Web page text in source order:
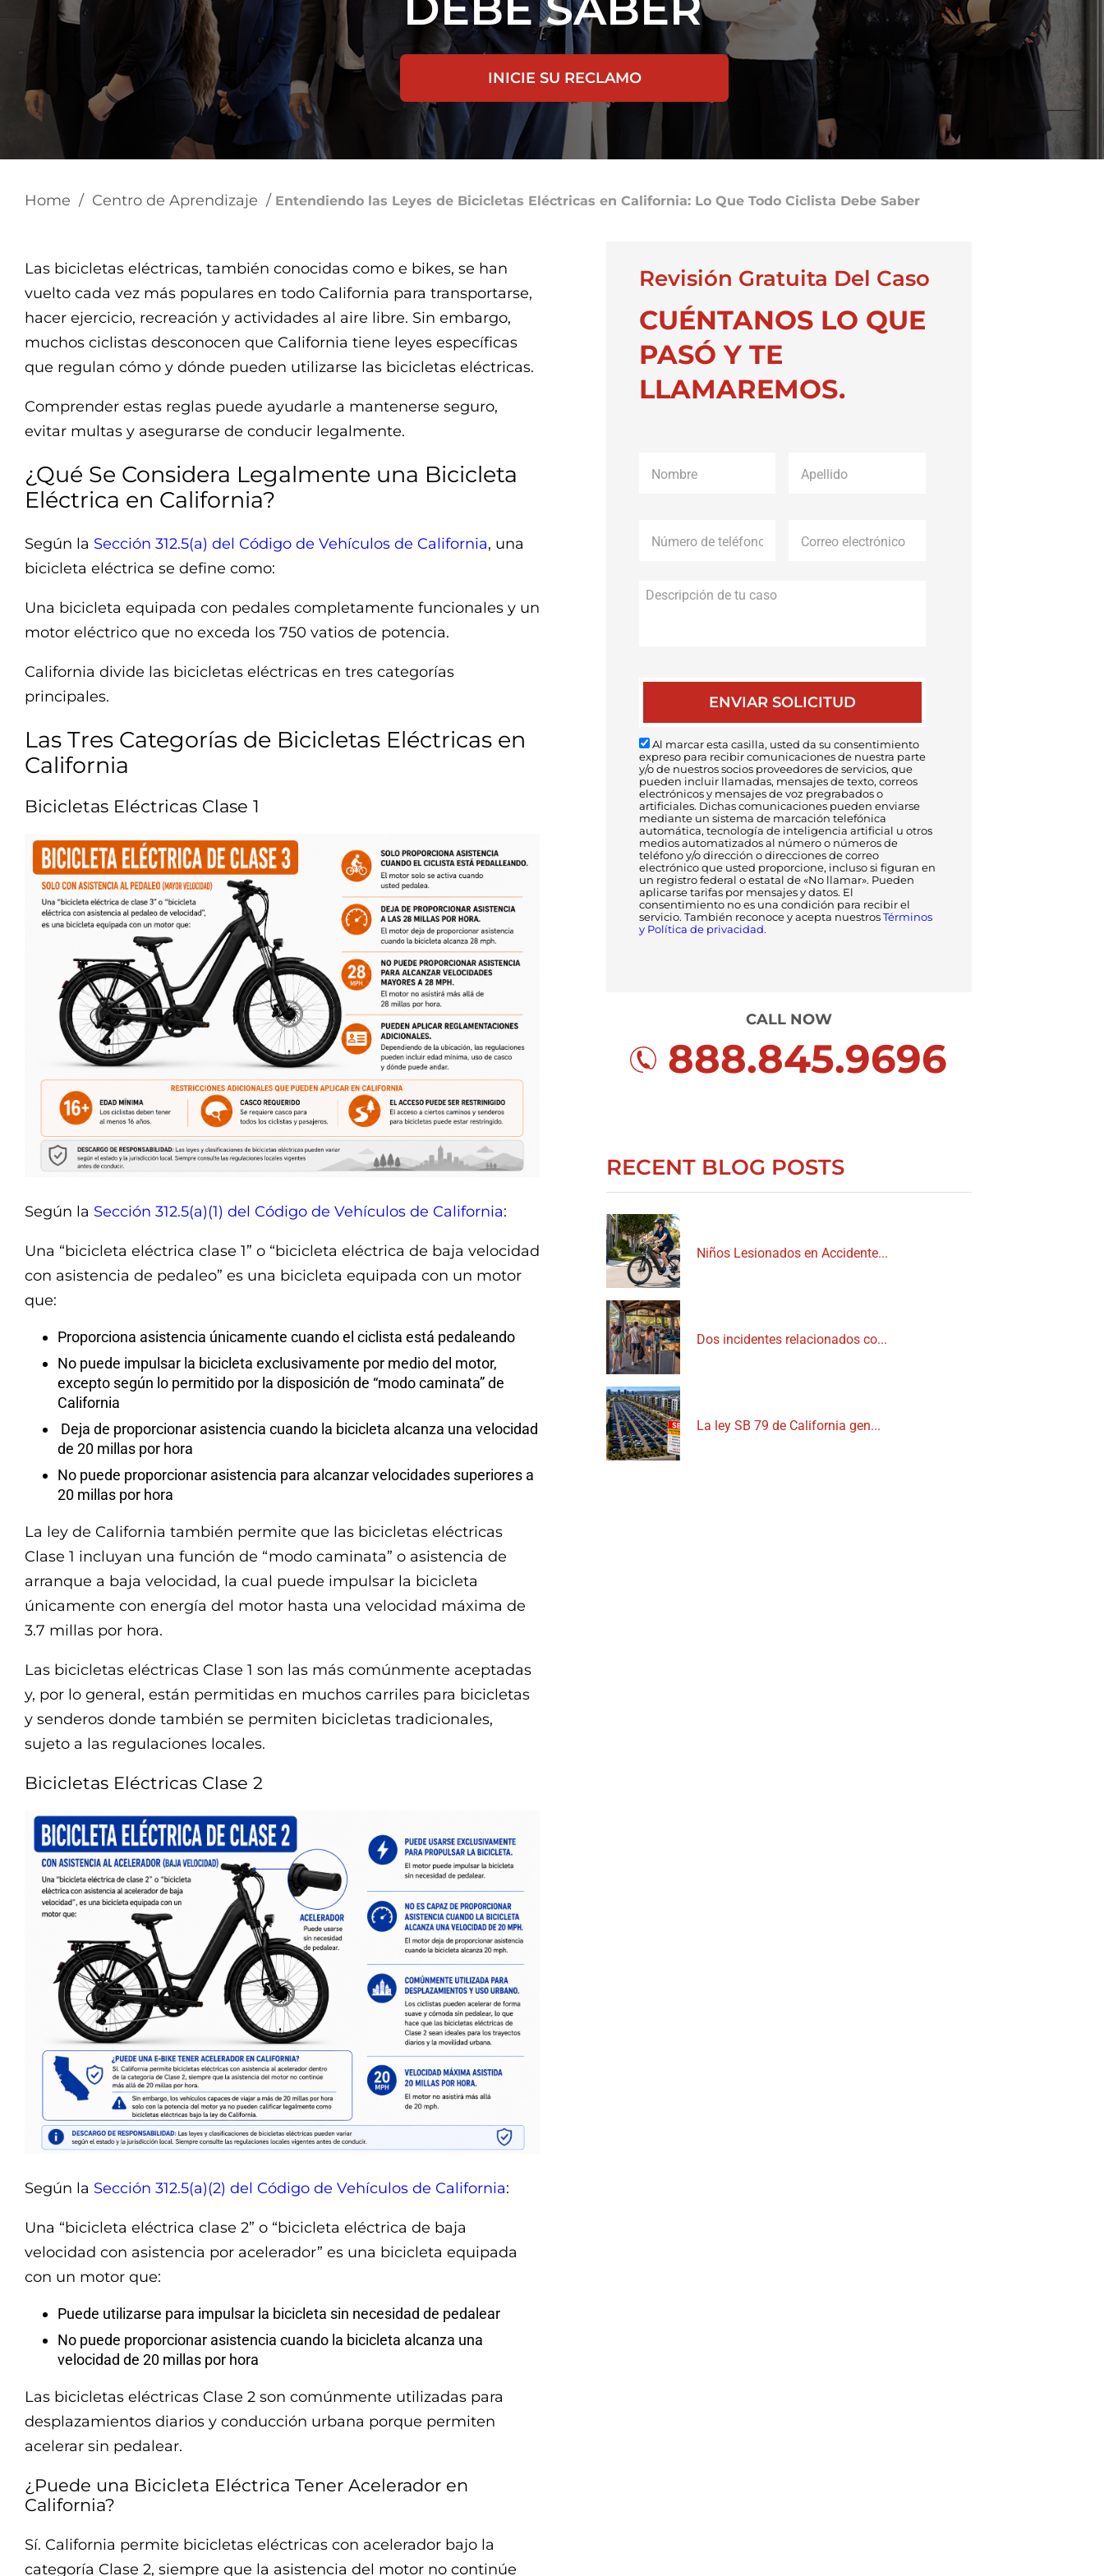
screen
reader;
INICIE SU RECLAMO
Home / Centro de Aprendizaje / Entendiendo las Leyes de Bicicletas Eléctricas en California: Lo Que Todo Ciclista Debe Saber
Las bicicletas eléctricas, también conocidas como e bikes, se han
vuelto cada vez más populares en todo California para transportarse,
hacer ejercicio, recreación y actividades al aire libre. Sin embargo,
muchos ciclistas desconocen que California tiene leyes específicas
que regulan cómo y dónde pueden utilizarse las bicicletas eléctricas.
Comprender estas reglas puede ayudarle a mantenerse seguro,
evitar multas y asegurarse de conducir legalmente.
¿Qué Se Considera Legalmente una Bicicleta
Eléctrica en California?
Según la Sección 312.5(a) del Código de Vehículos de California, una
bicicleta eléctrica se define como:
Una bicicleta equipada con pedales completamente funcionales y un
motor eléctrico que no exceda los 750 vatios de potencia.
California divide las bicicletas eléctricas en tres categorías
principales.
Las Tres Categorías de Bicicletas Eléctricas en
California
Bicicletas Eléctricas Clase 1
Según la Sección 312.5(a)(1) del Código de Vehículos de California:
Una “bicicleta eléctrica clase 1” o “bicicleta eléctrica de baja velocidad
con asistencia de pedaleo” es una bicicleta equipada con un motor
que:
Proporciona asistencia únicamente cuando el ciclista está pedaleando
No puede impulsar la bicicleta exclusivamente por medio del motor,
excepto según lo permitido por la disposición de “modo caminata” de
California
Deja de proporcionar asistencia cuando la bicicleta alcanza una velocidad
de 20 millas por hora
No puede proporcionar asistencia para alcanzar velocidades superiores a
20 millas por hora
La ley de California también permite que las bicicletas eléctricas
Clase 1 incluyan una función de “modo caminata” o asistencia de
arranque a baja velocidad, la cual puede impulsar la bicicleta
únicamente con energía del motor hasta una velocidad máxima de
3.7 millas por hora.
Las bicicletas eléctricas Clase 1 son las más comúnmente aceptadas
y, por lo general, están permitidas en muchos carriles para bicicletas
y senderos donde también se permiten bicicletas tradicionales,
sujeto a las regulaciones locales.
Bicicletas Eléctricas Clase 2
Según la Sección 312.5(a)(2) del Código de Vehículos de California:
Una “bicicleta eléctrica clase 2” o “bicicleta eléctrica de baja
velocidad con asistencia por acelerador” es una bicicleta equipada
con un motor que:
Puede utilizarse para impulsar la bicicleta sin necesidad de pedalear
No puede proporcionar asistencia cuando la bicicleta alcanza una
velocidad de 20 millas por hora
Las bicicletas eléctricas Clase 2 son comúnmente utilizadas para
desplazamientos diarios y conducción urbana porque permiten
acelerar sin pedalear.
¿Puede una Bicicleta Eléctrica Tener Acelerador en
California?
Sí. California permite bicicletas eléctricas con acelerador bajo la
categoría Clase 2, siempre que la asistencia del motor no continúe
Revisión Gratuita Del Caso
CUÉNTANOS LO QUE
PASÓ Y TE
LLAMAREMOS.
de
electrónico *
Al marcar esta casilla, usted da su consentimiento
expreso para recibir comunicaciones de nuestra parte
y/o de nuestros socios proveedores de servicios, que
pueden incluir llamadas, mensajes de texto, correos
electrónicos y mensajes de voz pregrabados o
artificiales. Dichas comunicaciones pueden enviarse
mediante un sistema de marcación telefónica
automática, tecnología de inteligencia artificial u otros
medios automatizados al número o números de
teléfono y/o dirección o direcciones de correo
electrónico que usted proporcione, incluso si figuran en
un registro federal o estatal de «No llamar». Pueden
aplicarse tarifas por mensajes y datos. El
consentimiento no es una condición para recibir el
servicio. También reconoce y acepta nuestros Términos
y Política de privacidad.
CALL NOW
888.845.9696
RECENT BLOG POSTS
Niños Lesionados en Accidente...
Dos incidentes relacionados co...
La ley SB 79 de California gen...